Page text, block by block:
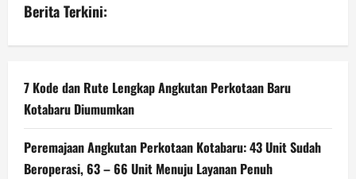
Berita Terkini:
7 Kode dan Rute Lengkap Angkutan Perkotaan Baru
Kotabaru Diumumkan
Peremajaan Angkutan Perkotaan Kotabaru: 43 Unit Sudah
Beroperasi, 63 – 66 Unit Menuju Layanan Penuh